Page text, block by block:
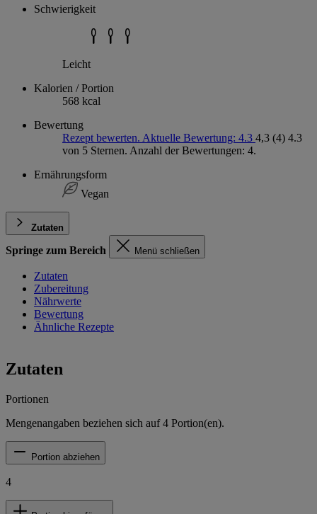
Schwierigkeit
Leicht
Kalorien / Portion
568 kcal
Bewertung
Rezept bewerten. Aktuelle Bewertung: 4.3 4,3 (4) 4.3
von 5 Sternen. Anzahl der Bewertungen: 4.
Ernährungsform
Vegan
Zutaten
Springe zum Bereich Menü schließen
Zutaten
Zubereitung
Nährwerte
Bewertung
Ähnliche Rezepte
Zutaten
Portionen
Mengenangaben beziehen sich auf4 Portion(en).
Portion abziehen
4